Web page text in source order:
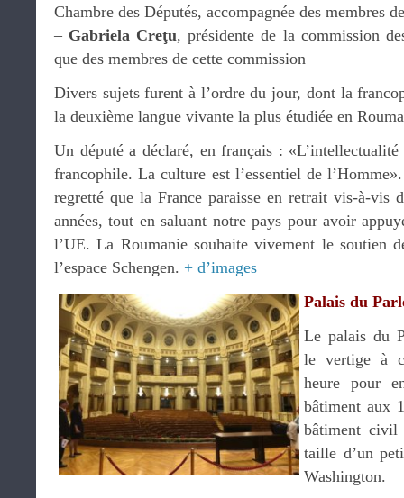
Chambre des Députés, accompagnée des membres
– Gabriela Creţu, présidente de la commission
que des membres de cette commission
Divers sujets furent à l’ordre du jour, dont la
la deuxième langue vivante la plus étudiée en
Un député a déclaré, en français :
francophile. La culture est l’essentiel de
regretté que la France paraisse en retrait vis-à-vis
années, tout en saluant notre pays pour avoir
l’UE. La Roumanie souhaite vivement le soutien
l’espace Schengen. + d’images
Palais du
Le palais du
le vertige à
heure pour
bâtiment aux
bâtiment civil
taille d’un
Washington.